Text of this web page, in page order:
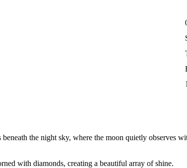
1
the night sky, where the moon quietly observes
with diamonds, creating a beautiful array of shine.